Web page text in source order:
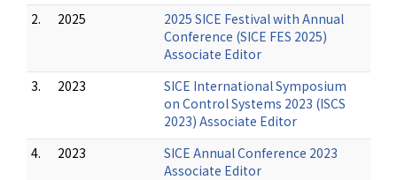
2.
2025
2025 SICE Festival with Annual
Conference (SICE FES 2025)
Associate Editor
3.
2023
SICE International Symposium
on Control Systems 2023 (ISCS
2023) Associate Editor
4.
2023
SICE Annual Conference 2023
Associate Editor